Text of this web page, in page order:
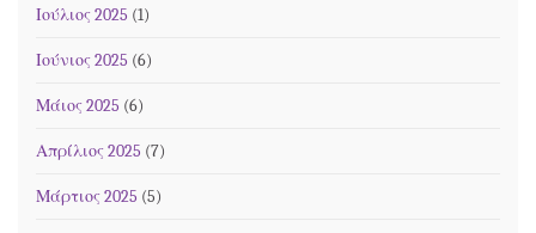
Ιούλιος 2025 (1)
Ιούνιος 2025 (6)
Μάιος 2025 (6)
Απρίλιος 2025 (7)
Μάρτιος 2025 (5)